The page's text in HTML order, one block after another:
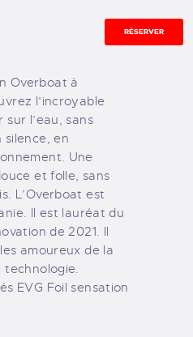
RÉSERVER
&
Overboat à
l’incroyable
sur l’eau, sans
silence, en
Une
et folle, sans
L’Overboat est
Il est lauréat du
de 2021. Il
amoureux de la
technologie.
EVG Foil sensation